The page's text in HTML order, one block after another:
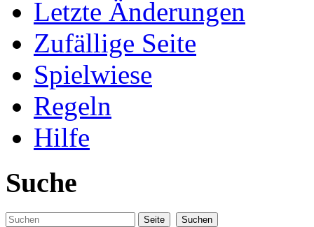
Letzte Änderungen
Zufällige Seite
Spielwiese
Regeln
Hilfe
Suche